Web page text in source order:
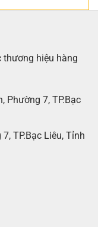
thương hiệu hàng
Phường 7, TP.Bạc
TP.Bạc Liêu, Tỉnh